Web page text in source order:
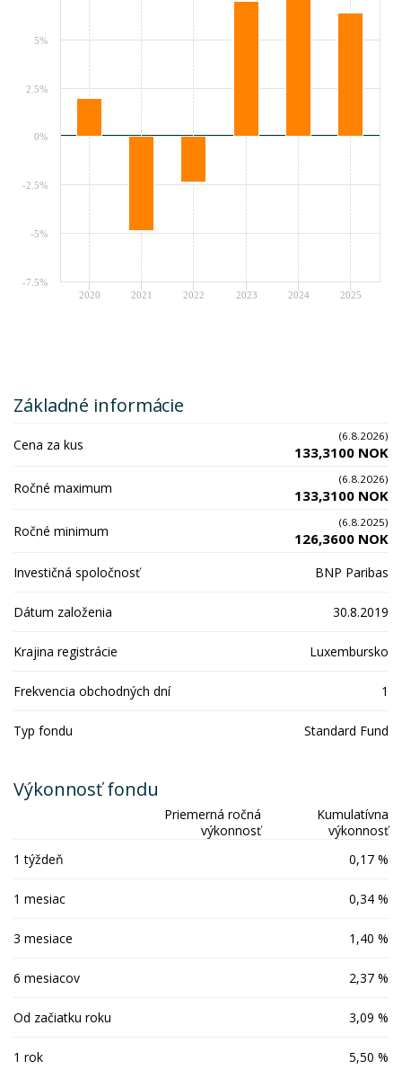
2020 2021 2022 2023 2024 2025
-7.5%
-5%
-2.5%
0%
2.5%
5%
Základné informácie
Cena za kus (6.8.2026)
133,3100 NOK
Ročné maximum (6.8.2026)
133,3100 NOK
Ročné minimum (6.8.2025)
126,3600 NOK
Investičná spoločnosť BNP Paribas
Dátum založenia 30.8.2019
Krajina registrácie Luxembursko
Frekvencia obchodných dní 1
Typ fondu Standard Fund
Výkonnosť fondu
Priemerná ročná
výkonnosť
Kumulatívna
výkonnosť
1 týždeň
0,17 %
1 mesiac 0,34 %
3 mesiace 1,40 %
6 mesiacov 2,37 %
Od začiatku roku 3,09 %
1 rok 5,50 %